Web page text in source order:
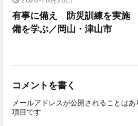
有事に備え 防災訓練を実施
備を学ぶ／岡山・津山市
コメントを書く
メールアドレスが公開されることはあ
項目です